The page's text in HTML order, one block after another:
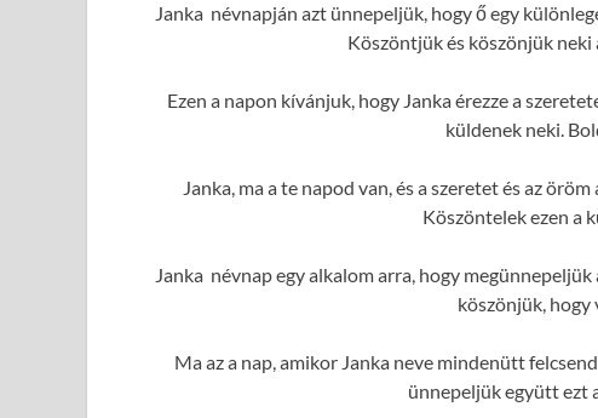
Janka névnapján azt ünnepeljük, hogy ő egy
Köszöntjük és köszönjük
Ezen a napon kívánjuk, hogy Janka érezze a
küldenek neki.
Janka, ma a te napod van, és a szeretet és az
Köszöntelek ezen a
Janka névnap egy alkalom arra, hogy
köszönjük, hogy
Ma az a nap, amikor Janka neve mindenütt
ünnepeljük együtt ezt